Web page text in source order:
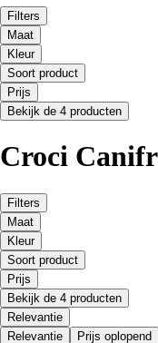
Filters
Maat
Kleur
Soort product
Prijs
Bekijk de 4 producten
Croci
Filters
Maat
Kleur
Soort product
Prijs
Bekijk de 4 producten
Relevantie
Relevantie
Prijs oplopend